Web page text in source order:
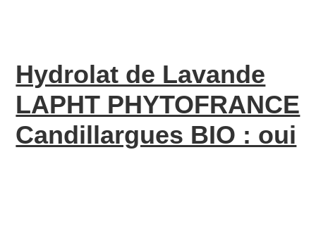
Hydrolat de Lavande
LAPHT PHYTOFRANCE
Candillargues BIO : oui